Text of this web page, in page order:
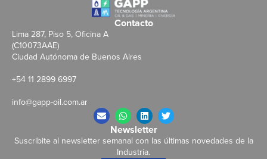
Contacto
Lima 287, Piso 5, Oficina A
(C10073AAE)
Ciudad Autónoma de Buenos Aires
+54 11 2899 6997
info@gapp-oil.com.ar
Newsletter
Suscribite al newsletter semanal con las últimas novedades de la
Industria.